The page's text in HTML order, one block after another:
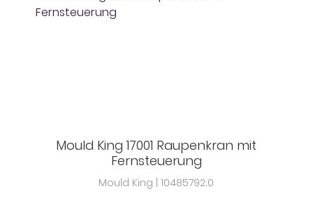
Mould King 17001 Raupenkran mit
Fernsteuerung
Mould King | 10485792;0